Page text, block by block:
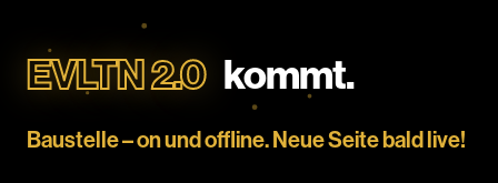
EVLTN 2.0 kommt.
Baustelle – on und offline. Neue Seite bald live!